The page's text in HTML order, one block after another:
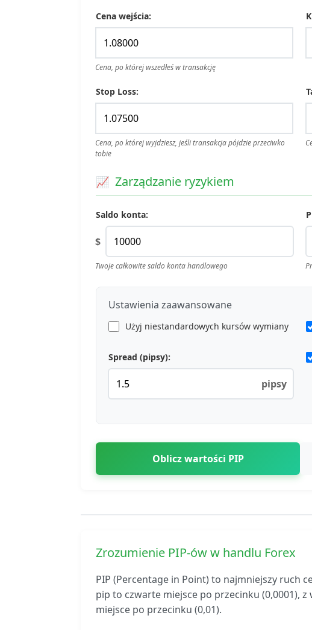
Cena wejścia:
Cena, po której wszedłeś w transakcję
Stop Loss:
Cena, po której wyjdziesz, jeśli transakcja pójdzie przeciwko
tobie
Zarządzanie ryzykiem
Saldo konta:
$
Twoje całkowite saldo konta handlowego
Ustawienia zaawansowane
Użyj niestandardowych kursów wymiany
Spread (pipsy):
pipsy
Oblicz wartości PIP
Zrozumienie PIP-ów w handlu Forex
PIP (Percentage in Point) to najmniejszy ruch
pip to czwarte miejsce po przecinku (0,0001),
miejsce po przecinku (0,01).